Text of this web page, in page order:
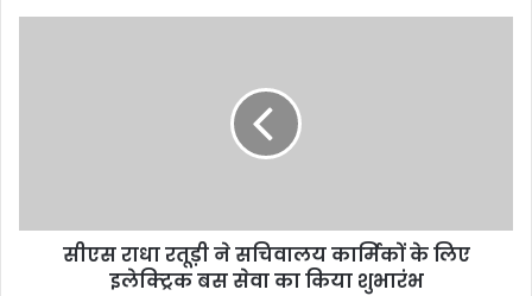
सीएस राधा रतूड़ी ने सचिवालय कार्मिकों के लिए
इलेक्ट्रिक बस सेवा का किया शुभारंभ